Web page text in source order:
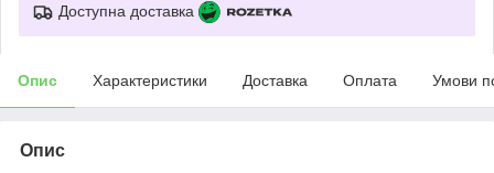
Доступна доставка
Опис Характеристики Доставка Оплата Умови
Опис